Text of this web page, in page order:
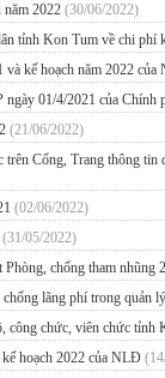
năm 2022 (30/06/2022)
tỉnh Kon Tum về chi
và kế hoạch năm 2022
01/4/2021 của Chính
(21/06/2022)
Cổng, Trang thông
(02/06/2022)
(31/05/2022)
chống tham
lãng phí trong quản
công chức, viên chức
hoạch 2022 của NLĐ